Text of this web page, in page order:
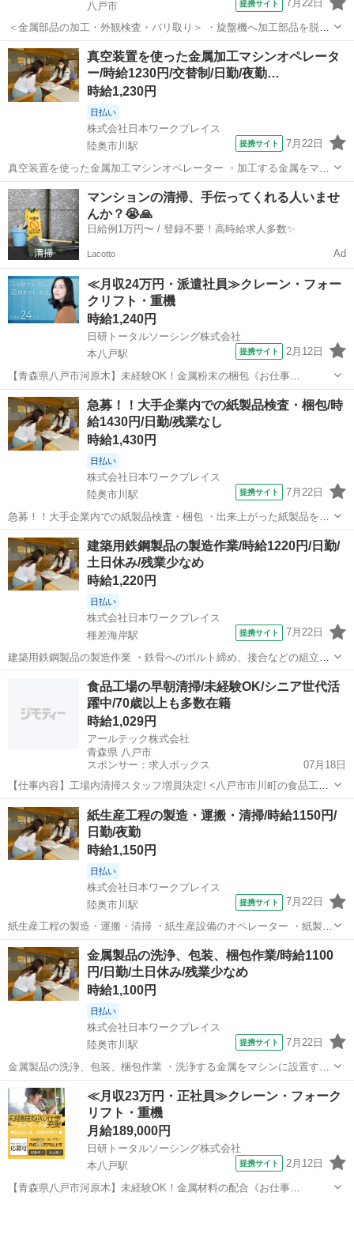
八戸市 提携サイト 7月22日
＜金属部品の加工・外観検査・バリ取り＞ ・旋盤機へ加工部品を脱着
する作業 ・旋盤機加工後の製品を治具を使用し寸法を測定する作業 ・
傷、ヘコミ等の異常がないかの外観検査 ・加工後の部品を工具を用い
てバリ取りする作業 ・加工前・...
青森 八戸市 工場
真空装置を使った金属加工マシンオペレータ
ー/時給1230円/交替制/日勤/夜勤…
時給1,230円
日払い
株式会社日本ワークプレイス
陸奥市川駅
提携サイト 7月22日
真空装置を使った金属加工マシンオペレーター ・加工する金属をマシ
ンに設置する作業 ・加工するマシンの操作作業 ・加工後の製品の目視
確認作業 ・設置した製品を取り出し運搬する作業 ※製品は10～15kg
くらいの重さがありますが...
青森 八戸市 工場
マンションの清掃、手伝ってくれる人いませ
んか？😭🙏
日給例1万円〜 / 登録不要！高時給求人多数✨
Lacotto Ad
≪月収24万円・派遣社員≫クレーン・フォー
クリフト・重機
時給1,240円
日研トータルソーシング株式会社
本八戸駅
提携サイト 2月12日
【青森県八戸市河原木】未経験OK！金属粉末の梱包《お仕事
No.2A160》 お仕事について 金属粉末をビニール袋へ梱包していく作
業や、粉末をふるいにかけて大きさ別に分ける作業です。 ※業務の変
更、就業場所の変更の範囲、契...
青森 八戸市 本八戸駅 その他
急募！！大手企業内での紙製品検査・梱包/時
給1430円/日勤/残業なし
時給1,430円
日払い
株式会社日本ワークプレイス
陸奥市川駅
提携サイト 7月22日
急募！！大手企業内での紙製品検査・梱包 ・出来上がった紙製品を一
枚一枚検査 ・製品をまとめて梱包作業 ・作業終了後の清掃など付随業
務 このお仕事の特典！！ ・面接交通費１０００円支給 ・社会保険完
備 ・週仮払い可 ・有給休...
青森 八戸市 陸奥市川駅 工場
建築用鉄鋼製品の製造作業/時給1220円/日勤/
土日休み/残業少なめ
時給1,220円
日払い
株式会社日本ワークプレイス
種差海岸駅
提携サイト 7月22日
建築用鉄鋼製品の製造作業 ・鉄骨へのボルト締め、接合などの組立作
業 ・組立後の鉄鋼製品への溶接作業 ・機械を使用しての鉄鋼製品への
穴あけ、研磨作業 ・完成した鉄鋼製品の移動と出荷作業 ・作業終了後
の清掃作業 ・工具の手配、ケ...
種差海岸駅 工場
食品工場の早朝清掃/未経験OK/シニア世代活
躍中/70歳以上も多数在籍
時給1,029円
アールテック株式会社
青森県 八戸市
スポンサー：求人ボックス
07月18日
【仕事内容】工場内清掃スタッフ増員決定! <八戸市市川町の食品工場
> 早朝の3.5時間、短時間勤務! 八戸市市川の食品工場で パート・アル
バイト清掃スタッフ大募集! 早朝4時から7時30分までの3.5時間勤務 勤
務日数の相談OK...
アルバイト・パート
紙生産工程の製造・運搬・清掃/時給1150円/
日勤/夜勤
時給1,150円
日払い
株式会社日本ワークプレイス
陸奥市川駅
提携サイト 7月22日
紙生産工程の製造・運搬・清掃 ・紙生産設備のオペレーター ・紙製品
の運搬業務 ・破損紙の運搬・熔解処理・加工 ・大型紙製造設備の清掃
・その他紙製造工程に付帯する業務 このお仕事の特典！！ ・面接交通
費1000円支給 ・週...
青森 八戸市 陸奥市川駅 工場
金属製品の洗浄、包装、梱包作業/時給1100
円/日勤/土日休み/残業少なめ
時給1,100円
日払い
株式会社日本ワークプレイス
陸奥市川駅
提携サイト 7月22日
金属製品の洗浄、包装、梱包作業 ・洗浄する金属をマシンに設置する
作業 ・金属製品を洗浄する作業 ・洗浄した金属の目視確認作業 ・設
置した金属を取り出し真空包装する作業 ※製品は5～15kgくらいの重
さがあります このお仕事...
青森 八戸市 陸奥市川駅 工場
≪月収23万円・正社員≫クレーン・フォーク
リフト・重機
月給189,000円
日研トータルソーシング株式会社
本八戸駅
提携サイト 2月12日
【青森県八戸市河原木】未経験OK！金属材料の配合《お仕事